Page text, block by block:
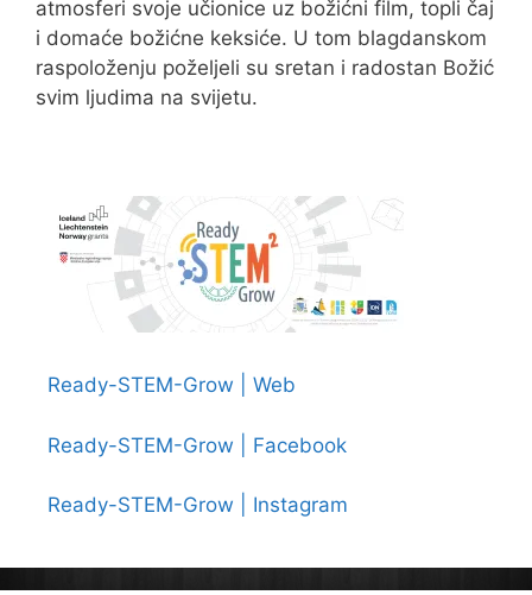
atmosferi svoje učionice uz božićni film, topli čaj
i domaće božićne keksiće. U tom blagdanskom
raspoloženju poželjeli su sretan i radostan Božić
svim ljudima na svijetu.
Ready-STEM-Grow | Web
Ready-STEM-Grow | Facebook
Ready-STEM-Grow | Instagram